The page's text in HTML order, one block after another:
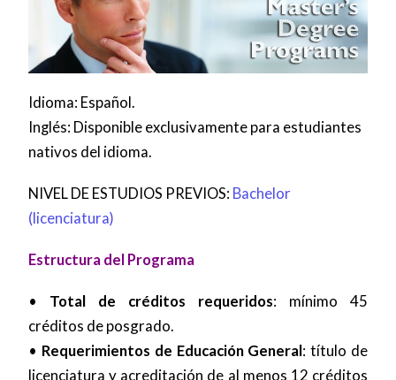
Idioma: Español.
Inglés: Disponible exclusivamente para estudiantes
nativos del idioma.
NIVEL DE ESTUDIOS PREVIOS: Bachelor
(licenciatura)
Estructura del Programa
• Total de créditos requeridos: mínimo 45
créditos de posgrado.
• Requerimientos de Educación General: título de
licenciatura y acreditación de al menos 12 créditos